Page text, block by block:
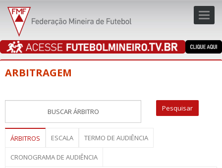
ARBITRAGEM
ÁRBITROS ESCALA TERMO DE AUDIÊNCIA
CRONOGRAMA DE AUDIÊNCIA